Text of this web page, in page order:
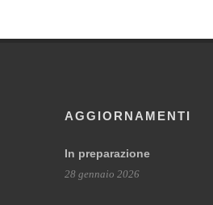
AGGIORNAMENTI
In preparazione
28 gennaio 2026